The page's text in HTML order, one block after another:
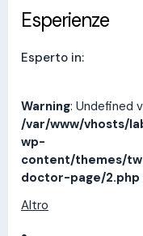
Esperienze
Esperto in:
Warning: Undefined
/var/www/vhosts/
wp-
content/themes/
doctor-page/2.php
Altro